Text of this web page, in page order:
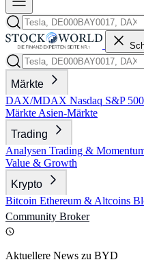
Märkte
DAX/MDAX Nasdaq S&P 500
Märkte Asien-Märkte
Trading
Analysen Trading &
Value & Growth
Krypto
Bitcoin Ethereum & Altcoins
Community Broker
Aktuellere News zu BYD